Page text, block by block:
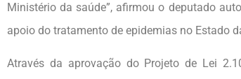
Ministério da saúde”, afirmou o deputado
apoio do tratamento de epidemias no Estado
Através da aprovação do Projeto de Lei